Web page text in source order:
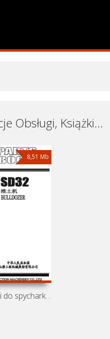
Spycharka Shantui SD32 Instrukcje Obsługi, Książki Serwisowe i Naprawy Download - Pobierz za Darmo
8,51 Mb
Katalog części do spycharki Shantui SD32